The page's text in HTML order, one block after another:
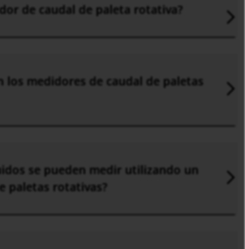
de caudal de paleta rotativa?
los medidores de caudal de paletas
se pueden medir utilizando un
paletas rotativas?